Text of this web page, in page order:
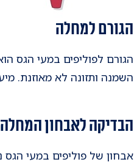
הגורם למחלה
הגורם לפוליפים במעי הגס
השמנה ותזונה לא מאוזנת.
הבדיקה לאבחון המחלה
אבחון של פוליפים במעי